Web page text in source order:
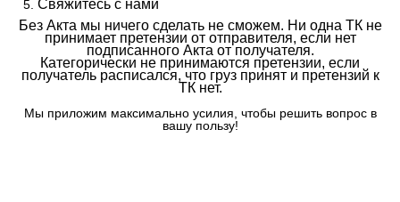
Свяжитесь с нами
Без Акта мы ничего сделать не сможем. Ни одна ТК не
принимает претензии от отправителя, если нет
подписанного Акта от получателя.
Категорически не принимаются претензии, если
получатель расписался, что груз принят и претензий к
ТК нет.
Мы приложим максимально усилия, чтобы решить вопрос в
вашу пользу!